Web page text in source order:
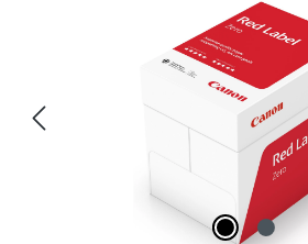
Bildergalerie überspringen